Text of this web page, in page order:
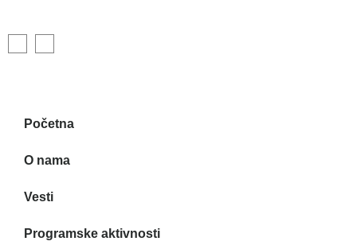
Početna
O nama
Vesti
Programske aktivnosti